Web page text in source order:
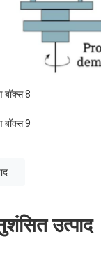
उत्पाद